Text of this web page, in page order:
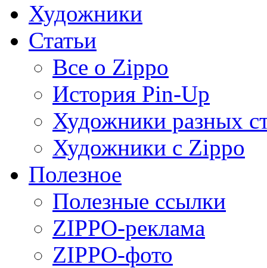
Художники
Статьи
Все о Zippo
История Pin-Up
Художники разных
Художники с Zippo
Полезное
Полезные ссылки
ZIPPO-реклама
ZIPPO-фото